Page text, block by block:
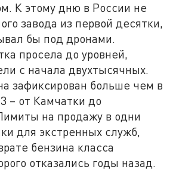
К этому дню в России не
завода из первой десятки,
бы под дронами.
просела до уровней,
с начала двухтысячных.
зафиксирован больше чем в
– от Камчатки до
на продажу в одни
для экстренных служб,
бензина класса
отказались годы назад.